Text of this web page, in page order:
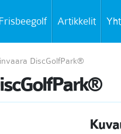
Artikkelit
DiscGolfPark®